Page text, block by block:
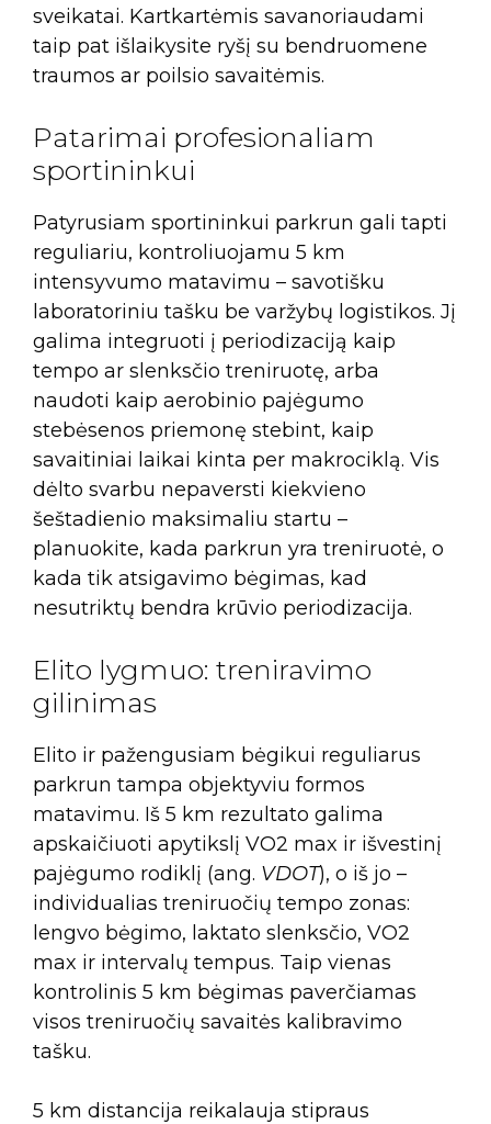
sveikatai. Kartkartėmis savanoriaudami
taip pat išlaikysite ryšį su bendruomene
traumos ar poilsio savaitėmis.
Patarimai profesionaliam
sportininkui
Patyrusiam sportininkui parkrun gali tapti
reguliariu, kontroliuojamu 5 km
intensyvumo matavimu – savotišku
laboratoriniu tašku be varžybų logistikos. Jį
galima integruoti į periodizaciją kaip
tempo ar slenksčio treniruotę, arba
naudoti kaip aerobinio pajėgumo
stebėsenos priemonę stebint, kaip
savaitiniai laikai kinta per makrociklą. Vis
dėlto svarbu nepaversti kiekvieno
šeštadienio maksimaliu startu –
planuokite, kada parkrun yra treniruotė, o
kada tik atsigavimo bėgimas, kad
nesutriktų bendra krūvio periodizacija.
Elito lygmuo: treniravimo
gilinimas
Elito ir pažengusiam bėgikui reguliarus
parkrun tampa objektyviu formos
matavimu. Iš 5 km rezultato galima
apskaičiuoti apytikslį VO2 max ir išvestinį
pajėgumo rodiklį (ang. VDOT), o iš jo –
individualias treniruočių tempo zonas:
lengvo bėgimo, laktato slenksčio, VO2
max ir intervalų tempus. Taip vienas
kontrolinis 5 km bėgimas paverčiamas
visos treniruočių savaitės kalibravimo
tašku.
5 km distancija reikalauja stipraus